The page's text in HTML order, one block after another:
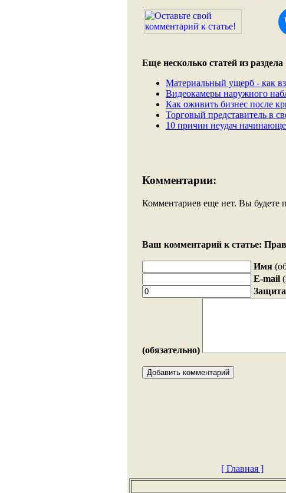
Еще несколько статей из раздела
Материальный ущерб - как
Видеокамеры наружного
Как оживить бизнес после
Торговый представитель в
10 причин неудач
Комментарии:
Комментариев еще нет. Вы будете
Ваш комментарий к статье:
Имя
E-mail
(обязательно)
[ Главная ]